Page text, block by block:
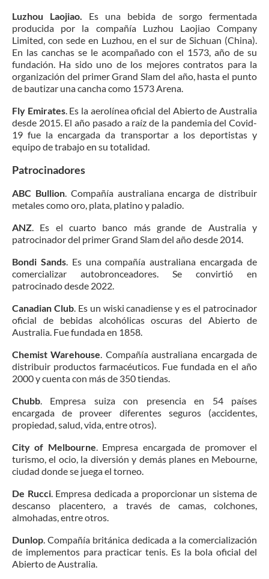
Luzhou Laojiao. Es una bebida de sorgo fermentada
producida por la compañía Luzhou Laojiao Company
Limited, con sede en Luzhou, en el sur de Sichuan (China).
En las canchas se le acompañado con el 1573, año de su
fundación. Ha sido uno de los mejores contratos para la
organización del primer Grand Slam del año, hasta el punto
de bautizar una cancha como 1573 Arena.
Fly Emirates. Es la aerolínea oficial del Abierto de Australia
desde 2015. El año pasado a raíz de la pandemia del Covid-
19 fue la encargada da transportar a los deportistas y
equipo de trabajo en su totalidad.
Patrocinadores
ABC Bullion. Compañía australiana encarga de distribuir
metales como oro, plata, platino y paladio.
ANZ . Es el cuarto banco más grande de Australia y
patrocinador del primer Grand Slam del año desde 2014.
Bondi Sands. Es una compañía australiana encargada de
comercializar autobronceadores. Se convirtió en
patrocinado desde 2022.
Canadian Club. Es un wiski canadiense y es el patrocinador
oficial de bebidas alcohólicas oscuras del Abierto de
Australia. Fue fundada en 1858.
Chemist Warehouse . Compañía australiana encargada de
distribuir productos farmacéuticos. Fue fundada en el año
2000 y cuenta con más de 350 tiendas.
Chubb . Empresa suiza con presencia en 54 países
encargada de proveer diferentes seguros (accidentes,
propiedad, salud, vida, entre otros).
City of Melbourne . Empresa encargada de promover el
turismo, el ocio, la diversión y demás planes en Mebourne,
ciudad donde se juega el torneo.
De Rucci. Empresa dedicada a proporcionar un sistema de
descanso placentero, a través de camas, colchones,
almohadas, entre otros.
Dunlop . Compañía británica dedicada a la comercialización
de implementos para practicar tenis. Es la bola oficial del
Abierto de Australia.